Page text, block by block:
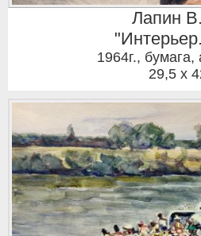
Лапин
1964г., бумага,
29,5 x